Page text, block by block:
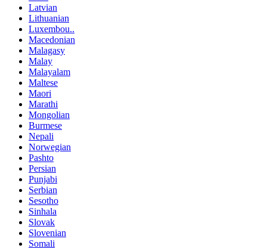
Latvian
Lithuanian
Luxembou..
Macedonian
Malagasy
Malay
Malayalam
Maltese
Maori
Marathi
Mongolian
Burmese
Nepali
Norwegian
Pashto
Persian
Punjabi
Serbian
Sesotho
Sinhala
Slovak
Slovenian
Somali